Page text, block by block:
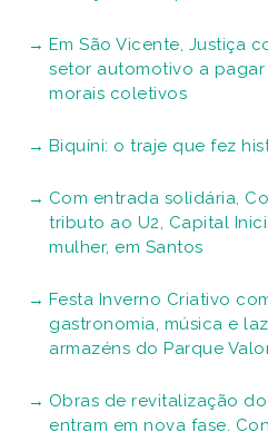
Em São Vicente, Justiça
setor automotivo a pagar
morais coletivos
Biquíni: o traje que fez
Com entrada solidária,
tributo ao U2, Capital
mulher, em Santos
Festa Inverno Criativo
gastronomia, música e
armazéns do Parque
Obras de revitalização
entram em nova fase.